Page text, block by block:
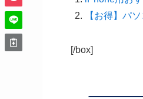
【お得】パ
[/box]